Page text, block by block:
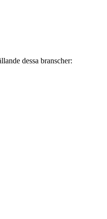
dessa branscher: